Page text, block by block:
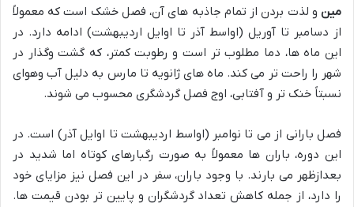
مین و لذت بردن از تمام جاذبه های آن، فصل خشک است که معمولاً
از دسامبر تا آوریل (اواسط آذر تا اوایل اردیبهشت) ادامه دارد. در
این ماه ها، دما مطلوب تر است و رطوبت کمتر، که گشت وگذار در
شهر را راحت تر می کند. ماه هایژانویه تا مارس به دلیل آب وهوای
نسبتاً خنک تر و آفتابی، اوج فصل گردشگری محسوب می شوند.
فصل بارانی از می تا نوامبر (اواسط اردیبهشت تا اوایل آذر) است. در
این دوره، باران ها معمولاً به صورت رگبارهای کوتاه اما شدید در
بعدازظهر می بارند. با وجود باران، سفر در این فصل نیز مزایای خود
را دارد، از جمله کاهش تعداد گردشگران و پایین تر بودن قیمت ها.